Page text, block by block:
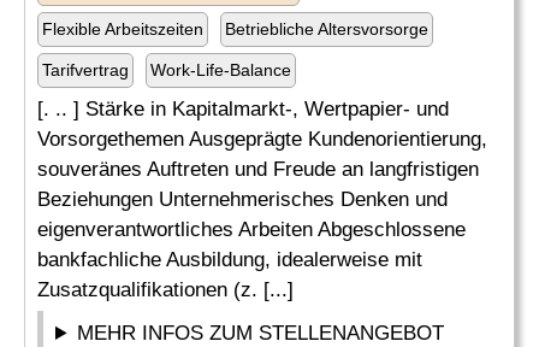
Flexible Arbeitszeiten Betriebliche Altersvorsorge
Tarifvertrag Work-Life-Balance
[. .. ] Stärke in Kapitalmarkt-, Wertpapier- und
Vorsorgethemen Ausgeprägte Kundenorientierung,
souveränes Auftreten und Freude an langfristigen
Beziehungen Unternehmerisches Denken und
eigenverantwortliches Arbeiten Abgeschlossene
bankfachliche Ausbildung, idealerweise mit
Zusatzqualifikationen (z. [...]
MEHR INFOS ZUM STELLENANGEBOT